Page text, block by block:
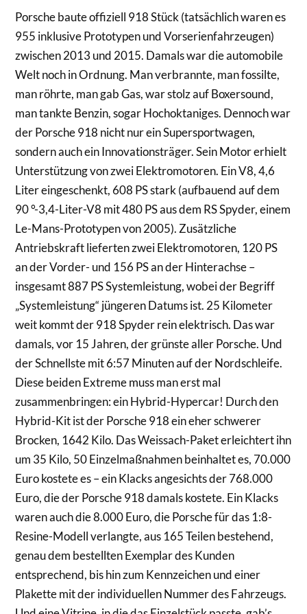
Porsche baute offiziell 918 Stück (tatsächlich waren es
955 inklusive Prototypen und Vorserienfahrzeugen)
zwischen 2013 und 2015. Damals war die automobile
Welt noch in Ordnung. Man verbrannte, man fossilte,
man röhrte, man gab Gas, war stolz auf Boxersound,
man tankte Benzin, sogar Hochoktaniges. Dennoch war
der Porsche 918 nicht nur ein Supersportwagen,
sondern auch ein Innovationsträger. Sein Motor erhielt
Unterstützung von zwei Elektromotoren. Ein V8, 4,6
Liter eingeschenkt, 608 PS stark (aufbauend auf dem
90 °-3,4-Liter-V8 mit 480 PS aus dem RS Spyder, einem
Le-Mans-Prototypen von 2005). Zusätzliche
Antriebskraft lieferten zwei Elektromotoren, 120 PS
an der Vorder- und 156 PS an der Hinterachse –
insgesamt 887 PS Systemleistung, wobei der Begriff
„Systemleistung“ jüngeren Datums ist. 25 Kilometer
weit kommt der 918 Spyder rein elektrisch. Das war
damals, vor 15 Jahren, der grünste aller Porsche. Und
der Schnellste mit 6:57 Minuten auf der Nordschleife.
Diese beiden Extreme muss man erst mal
zusammenbringen: ein Hybrid-Hypercar! Durch den
Hybrid-Kit ist der Porsche 918 ein eher schwerer
Brocken, 1642 Kilo. Das Weissach-Paket erleichtert ihn
um 35 Kilo, 50 Einzelmaßnahmen beinhaltet es, 70.000
Euro kostete es – ein Klacks angesichts der 768.000
Euro, die der Porsche 918 damals kostete. Ein Klacks
waren auch die 8.000 Euro, die Porsche für das 1:8-
Resine-Modell verlangte, aus 165 Teilen bestehend,
genau dem bestellten Exemplar des Kunden
entsprechend, bis hin zum Kennzeichen und einer
Plakette mit der individuellen Nummer des Fahrzeugs.